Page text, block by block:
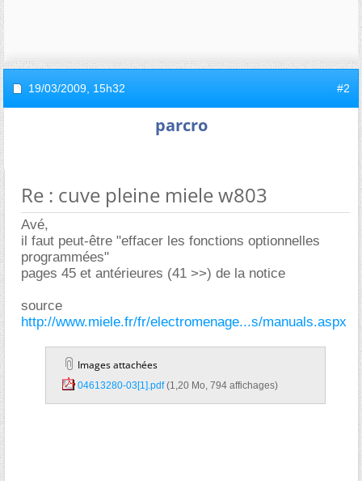
19/03/2009, 15h32 #2
parcro
Re : cuve pleine miele w803
Avé,
il faut peut-être "effacer les fonctions optionnelles
programmées"
pages 45 et antérieures (41 >>) de la notice
source
http://www.miele.fr/fr/electromenage...s/manuals.aspx
Images attachées
04613280-03[1].pdf‎ (1,20 Mo, 794 affichages)